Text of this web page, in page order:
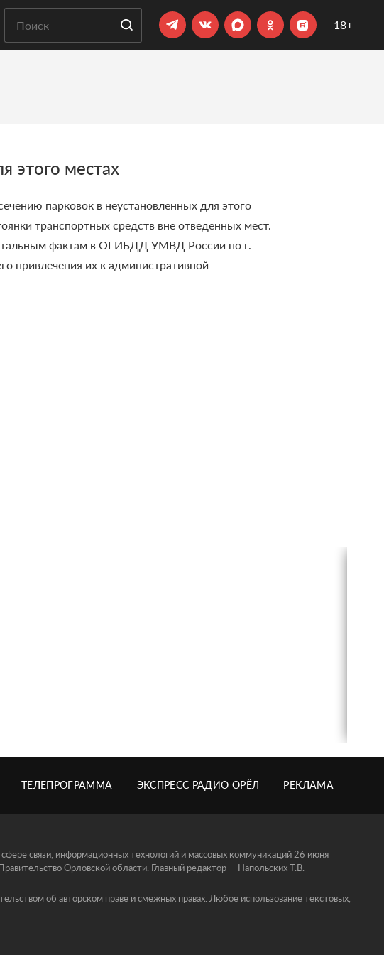
18+
этого местах
парковок в неустановленных для этого
транспортных средств вне отведенных мест.
фактам в ОГИБДД УМВД России по г.
привлечения их к административной
ТЕЛЕПРОГРАММА ЭКСПРЕСС РАДИО ОРЁЛ РЕКЛАМА
связи, информационных технологий и массовых коммуникаций 26 июня
Орловской области. Главный редактор — Напольских Т.В.
об авторском праве и смежных правах. Любое использование текстовых,